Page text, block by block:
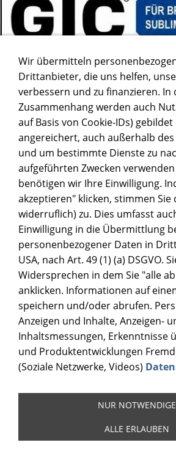
Wir übermitteln
Drittanbieter, die uns helfen,
verbessern und zu finanzieren. In
Zusammenhang werden auch
auf Basis von Cookie-IDs)
angereichert, auch außerhalb des
und um bestimmte Dienste zu
aufgeführten Zwecken
benötigen wir Ihre Einwilligung.
akzeptieren" klicken, stimmen Sie
widerruflich) zu. Dies umfasst
Einwilligung in die Übermittlung
personenbezogener Daten in
USA, nach Art. 49 (1) (a) DSGVO.
Widersprechen in dem Sie "alle
anklicken. Informationen auf
speichern und/oder abrufen.
Anzeigen und Inhalte, Anzeigen-
Inhaltsmessungen, Erkenntnisse
und Produktentwicklungen
(Soziale Netzwerke, Videos)
NUR NOTWENDIGE
ALLE ERLAUBEN